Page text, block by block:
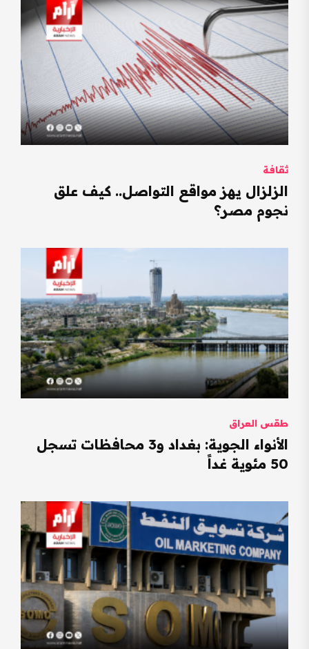
ثقافة
الزلزال يهز مواقع التواصل.. كيف علق
نجوم مصر؟
طقس العراق
الأنواء الجوية: بغداد و3 محافظات تسجل
50 مئوية غداً